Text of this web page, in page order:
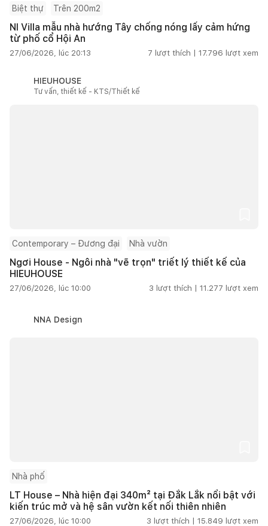
Biệt thự Trên 200m2
NI Villa mẫu nhà hướng Tây chống nóng lấy cảm hứng
từ phố cổ Hội An
27/06/2026, lúc 20:13 7 lượt thích | 17.796 lượt xem
HIEUHOUSE
Tư vấn, thiết kế - KTS/Thiết kế
Contemporary – Đương đại Nhà vườn
Ngơi House - Ngôi nhà "vẽ trọn" triết lý thiết kế của
HIEUHOUSE
27/06/2026, lúc 10:00 3 lượt thích | 11.277 lượt xem
NNA Design
Nhà phố
LT House – Nhà hiện đại 340m² tại Đắk Lắk nổi bật với
kiến trúc mở và hệ sân vườn kết nối thiên nhiên
27/06/2026, lúc 10:00 3 lượt thích | 15.849 lượt xem